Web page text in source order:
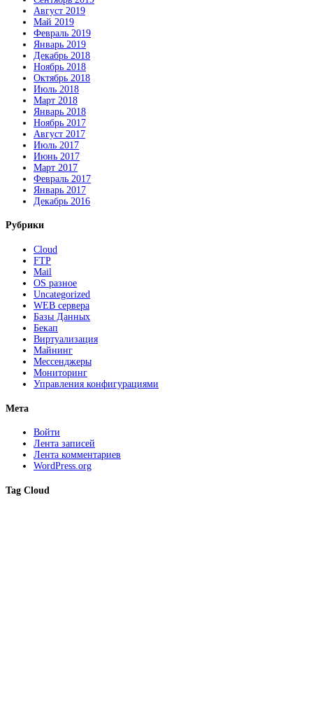
Август 2019
Май 2019
Февраль 2019
Январь 2019
Декабрь 2018
Ноябрь 2018
Октябрь 2018
Июль 2018
Март 2018
Январь 2018
Ноябрь 2017
Август 2017
Июль 2017
Июнь 2017
Март 2017
Февраль 2017
Январь 2017
Декабрь 2016
Рубрики
Cloud
FTP
Mail
OS разное
Uncategorized
WEB сервера
Базы Данных
Бекап
Виртуализация
Майнинг
Мессенджеры
Мониторинг
Управления конфигурациями
Мета
Войти
Лента записей
Лента комментариев
WordPress.org
Tag Cloud